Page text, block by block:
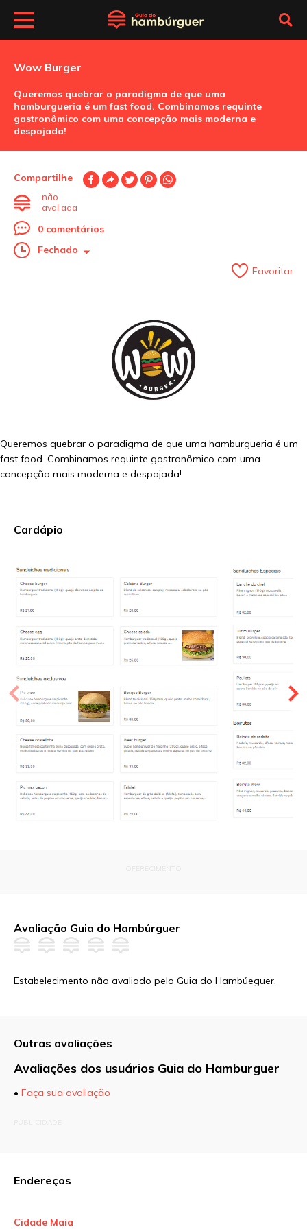
Wow Burger
Queremos quebrar o paradigma de que uma
hamburgueria é um fast food. Combinamos requinte
gastronômico com uma concepção mais moderna e
despojada!
Compartilhe
não
avaliada
0 comentários
Fechado
Favoritar
Queremos quebrar o paradigma de que uma hamburgueria é um
fast food. Combinamos requinte gastronômico com uma
concepção mais moderna e despojada!
Cardápio
Avaliação Guia do Hambúrguer
Estabelecimento não avaliado pelo Guia do Hambúeguer.
Outras avaliações
Avaliações dos usuários Guia do Hamburguer
• Faça sua avaliação
Endereços
Cidade Maia